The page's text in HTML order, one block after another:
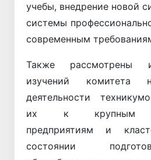
учебы, внедрение новой
системы
современным
Также рассмотрены
изучений
деятельности
их к крупным
предприятиям и
состоянии